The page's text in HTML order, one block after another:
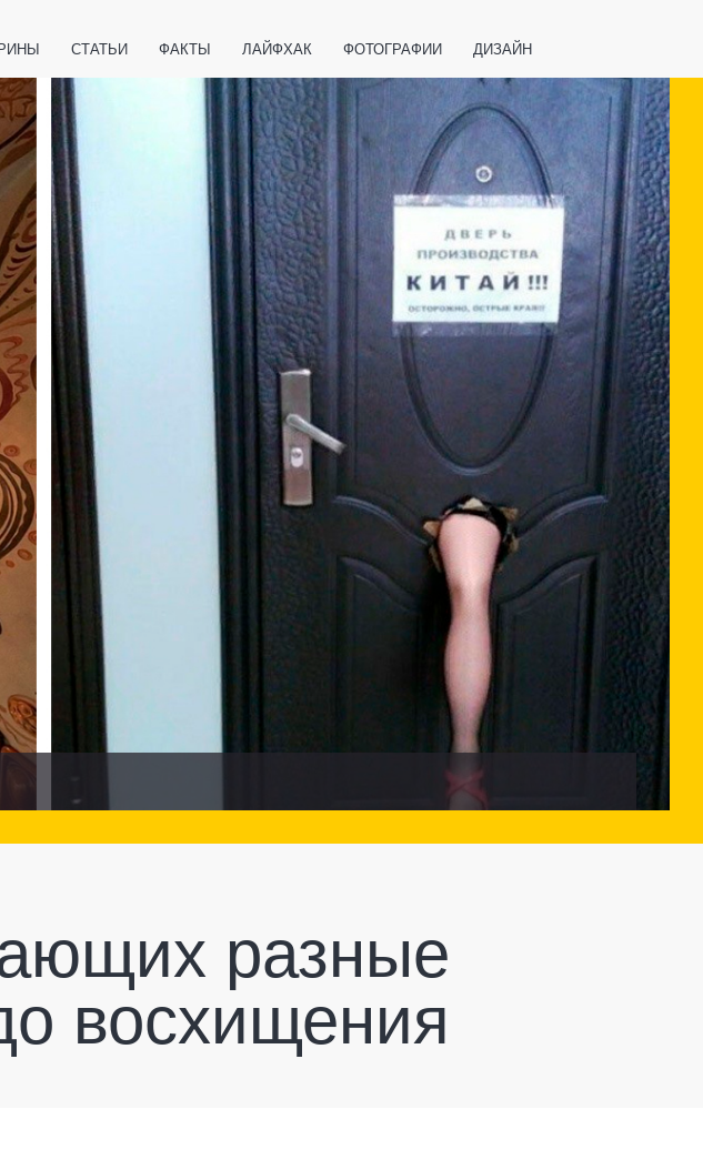
СТАТЬИ ФАКТЫ ЛАЙФХАК ФОТОГРАФИИ ДИЗАЙН
ЗАКОНОДАТЕЛЬСТВО ВАЖНО ЗНАТЬ СПОРТ СМАРТФОНЫ ПОЛЕЗНОЕ
разные
восхищения